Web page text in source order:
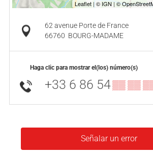
62 avenue Porte de France
66760 BOURG-MADAME
Haga clic para mostrar el(los) número(s)
+33 6 86 54▒▒ ▒▒
Señalar un error